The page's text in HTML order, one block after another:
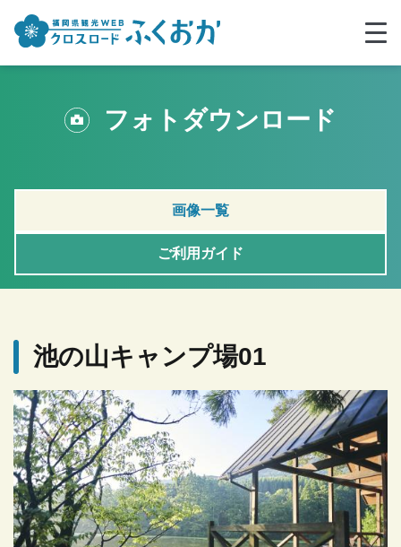
フォトダウンロード
画像一覧
ご利用ガイド
池の山キャンプ場01